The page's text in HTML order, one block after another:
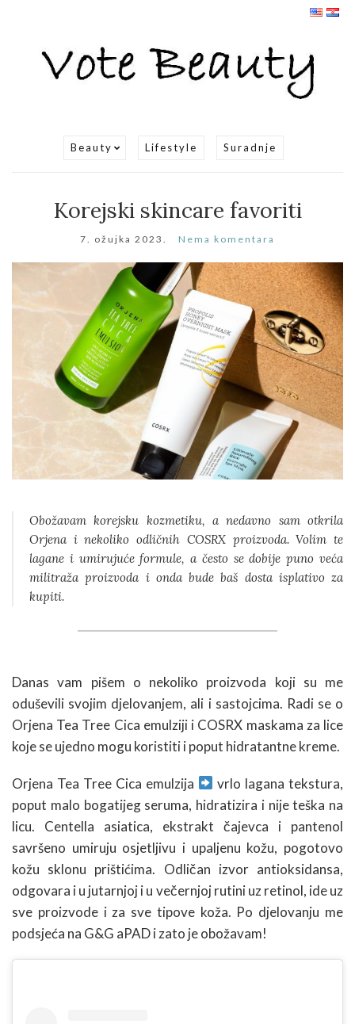
Beauty Lifestyle Suradnje
Korejski skincare favoriti
7. ožujka 2023. Nema komentara
Obožavam korejsku kozmetiku, a nedavno sam otkrila
Orjena i nekoliko odličnih COSRX proizvoda. Volim te
lagane i umirujuće formule, a često se dobije puno veća
militraža proizvoda i onda bude baš dosta isplativo za
kupiti.
Danas vam pišem o nekoliko proizvoda koji su me
oduševili svojim djelovanjem, ali i sastojcima. Radi se o
Orjena Tea Tree Cica emulziji i COSRX maskama za lice
koje se ujedno mogu koristiti i poput hidratantne kreme.
Orjena Tea Tree Cica emulzija
vrlo lagana tekstura,
poput malo bogatijeg seruma, hidratizira i nije teška na
licu. Centella asiatica, ekstrakt čajevca i pantenol
savršeno umiruju osjetljivu i upaljenu kožu, pogotovo
kožu sklonu prištićima. Odličan izvor antioksidansa,
odgovara i u jutarnjoj i u večernjoj rutini uz retinol, ide uz
sve proizvode i za sve tipove koža. Po djelovanju me
podsjeća na G&G aPAD i zato je obožavam!